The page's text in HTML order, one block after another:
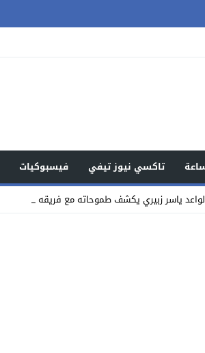
تاكسي نيوز تيفي فيسبوكيات
ياسر زبيري يكشف طموحاته مع فريقه الجديد را _